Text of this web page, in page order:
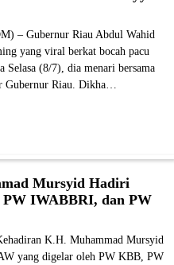
– Gubernur Riau Abdul Wahid
yang viral berkat bocah pacu
Selasa (8/7), dia menari bersama
Gubernur Riau. Dikha…
Mursyid Hadiri
IWABBRI, dan PW
K.H. Muhammad Mursyid
yang digelar oleh PW KBB, PW